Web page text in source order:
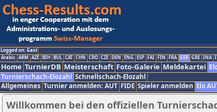
Logged on: Gast
Arabic ARM AZE BIH BUL CAT CHN CRO CZE DEN ENG ESP FAI FIN FRA GER GRE INA
Home TurnierDB Meisterschaft Foto-Galerie Meldekartei
Turnierschach-Elozahl Schnellschach-Elozahl
Allgemeines Turnier anmelden: AUT FIDE Spieler anmelden Elo
Willkommen bei den offiziellen